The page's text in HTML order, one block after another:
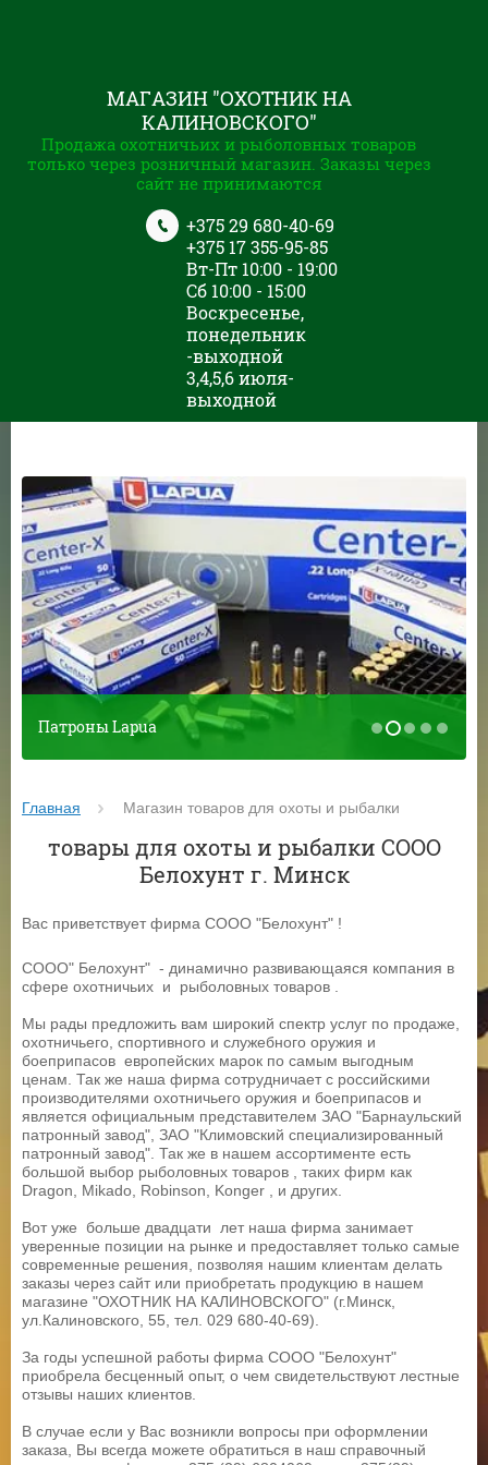
МАГАЗИН "ОХОТНИК НА
КАЛИНОВСКОГО"
Продажа охотничьих и рыболовных товаров
только через розничный магазин. Заказы через
сайт не принимаются
+375 29 680-40-69
+375 17 355-95-85
Вт-Пт 10:00 - 19:00
Сб 10:00 - 15:00
Воскресенье,
понедельник
-выходной
3,4,5,6 июля-
выходной
Патроны Lapua
Главная Магазин товаров для охоты и рыбалки
товары для охоты и рыбалки СООО
Белохунт г. Минск
Вас приветствует фирма СООО "Белохунт" !
СООО" Белохунт" - динамично развивающаяся компания в
сфере охотничьих и рыболовных товаров .
Мы рады предложить вам широкий спектр услуг по продаже,
охотничьего, спортивного и служебного оружия и
боеприпасов европейских марок по самым выгодным
ценам. Так же наша фирма сотрудничает с российскими
производителями охотничьего оружия и боеприпасов и
является официальным представителем ЗАО "Барнаульский
патронный завод", ЗАО "Климовский специализированный
патронный завод". Так же в нашем ассортименте есть
большой выбор рыболовных товаров , таких фирм как
Dragon, Mikado, Robinson, Konger , и других.
Вот уже больше двадцати лет наша фирма занимает
уверенные позиции на рынке и предоставляет только самые
современные решения, позволяя нашим клиентам делать
заказы через сайт или приобретать продукцию в нашем
магазине "ОХОТНИК НА КАЛИНОВСКОГО" (г.Минск,
ул.Калиновского, 55, тел. 029 680-40-69).
За годы успешной работы фирма СООО "Белохунт"
приобрела бесценный опыт, о чем свидетельствуют лестные
отзывы наших клиентов.
В случае если у Вас возникли вопросы при оформлении
заказа, Вы всегда можете обратиться в наш справочный